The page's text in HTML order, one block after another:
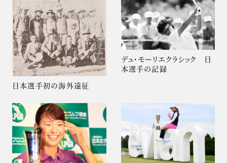
日本選手初の海外遠征
デュ・モーリエクラシック 日
本選手の記録